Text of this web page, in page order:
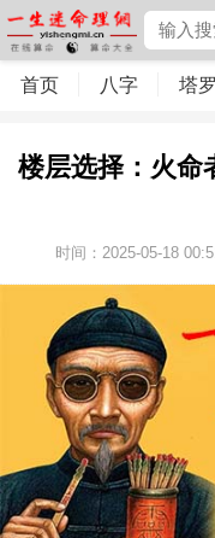
首页 八字 塔
楼层选择：火命
时间：2025-05-18